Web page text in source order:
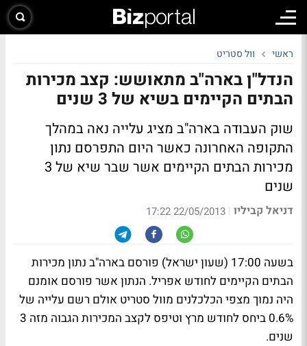
ראשי וול סטריט
הנדל"ן בארה"ב מתאושש: קצב מכירות
הבתים הקיימים בשיא של 3 שנים
שוק העבודה בארה"ב מציג עלייה נאה במהלך
התקופה האחרונה כאשר היום התפרסם נתון
מכירות הבתים הקיימים אשר שבר שיא של 3
שנים
דניאל קביליו |
22/05/2013 17:22
בשעה 17:00 (שעון ישראל) פורסם בארה"ב נתון מכירות
הבתים הקיימים לחודש אפריל. הנתון אשר פורסם אומנם
היה נמוך מצפי הכלכלנים מוול סטריט אולם רשם עלייה של
0.6% ביחס לחודש מרץ וטיפס לקצב המכירות הגבוה מזה 3
שנים.